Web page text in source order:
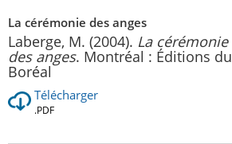
La cérémonie des anges
Laberge, M. (2004). La cérémonie
des anges. Montréal : Éditions du
Boréal
Télécharger
.PDF